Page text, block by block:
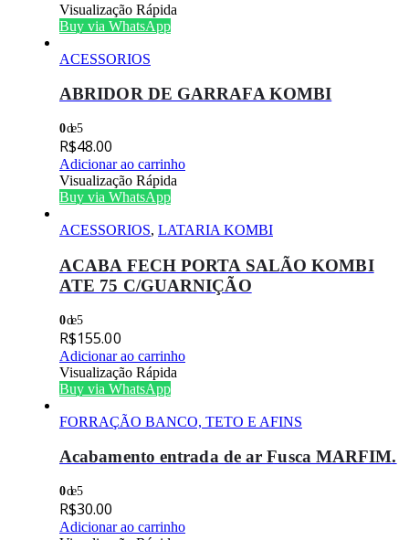
Visualização Rápida
Buy via WhatsApp
ACESSORIOS
ABRIDOR DE GARRAFA KOMBI
0de 5
R$48.00
Adicionar ao carrinho
Visualização Rápida
Buy via WhatsApp
ACESSORIOS, LATARIA KOMBI
ACABA FECH PORTA SALÃO KOMBI
ATE 75 C/GUARNIÇÃO
0de 5
R$155.00
Adicionar ao carrinho
Visualização Rápida
Buy via WhatsApp
FORRAÇÃO BANCO, TETO E AFINS
Acabamento entrada de ar Fusca MARFIM.
0de 5
R$30.00
Adicionar ao carrinho